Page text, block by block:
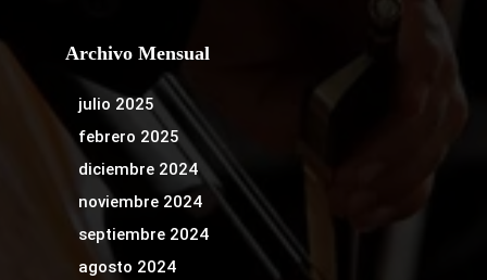
Archivo Mensual
julio 2025
febrero 2025
diciembre 2024
noviembre 2024
septiembre 2024
agosto 2024